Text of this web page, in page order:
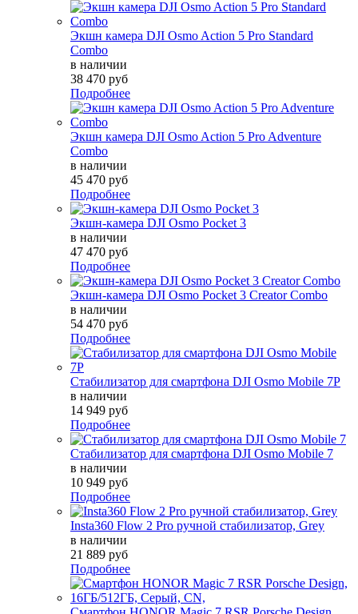
Экшн камера DJI Osmo Action 5 Pro Standard
Combo
в наличии
38 470 руб
Подробнее
Экшн камера DJI Osmo Action 5 Pro Adventure
Combo
в наличии
45 470 руб
Подробнее
Экшн-камера DJI Osmo Pocket 3
в наличии
47 470 руб
Подробнее
Экшн-камера DJI Osmo Pocket 3 Creator Combo
в наличии
54 470 руб
Подробнее
Стабилизатор для смартфона DJI Osmo Mobile 7P
в наличии
14 949 руб
Подробнее
Стабилизатор для смартфона DJI Osmo Mobile 7
в наличии
10 949 руб
Подробнее
Insta360 Flow 2 Pro ручной стабилизатор, Grey
в наличии
21 889 руб
Подробнее